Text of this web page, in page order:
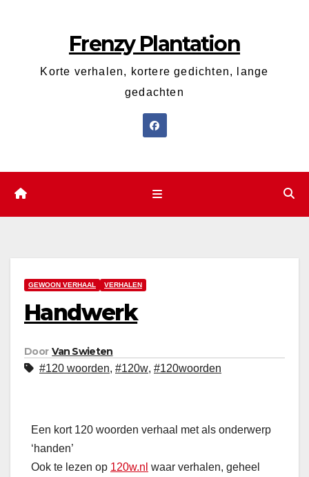
Frenzy Plantation
Korte verhalen, kortere gedichten, lange
gedachten
GEWOON VERHAAL VERHALEN
Handwerk
Door Van Swieten
#120 woorden, #120w, #120woorden
Een kort 120 woorden verhaal met als onderwerp
‘handen’
Ook te lezen op 120w.nl waar verhalen, geheel